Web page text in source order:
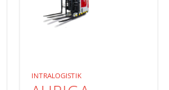
INTRALOGISTIK